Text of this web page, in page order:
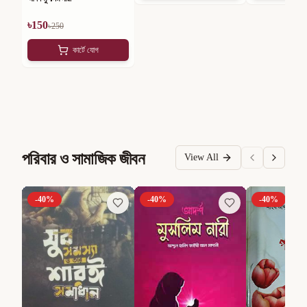
৳150৳250
কার্টে যোগ
পরিবার ও সামাজিক জীবন View All
-40% -40% -40%